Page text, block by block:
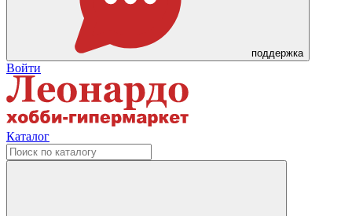
поддержка
Войти
Каталог